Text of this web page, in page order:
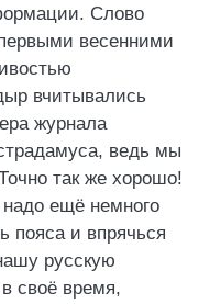
Слово
весенними
вчитывались
журнала
ведь мы
так же хорошо!
ещё немного
пояса и впрячься
русскую
своё время,